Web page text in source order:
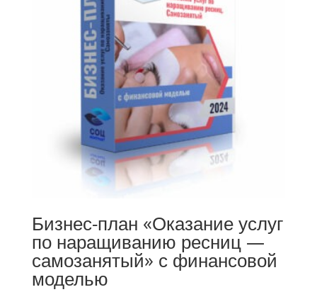
Бизнес-план «Оказание услуг
по наращиванию ресниц —
самозанятый» с финансовой
моделью